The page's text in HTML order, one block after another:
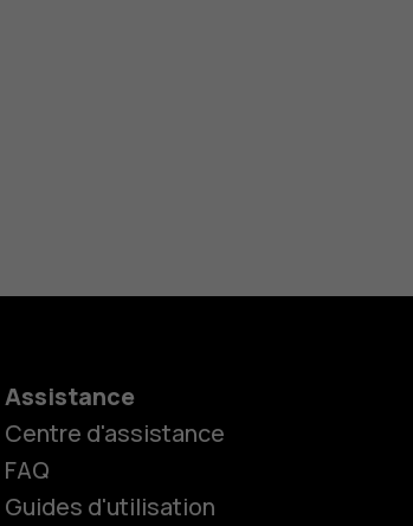
Assistance
Centre d'assistance
FAQ
Guides d'utilisation